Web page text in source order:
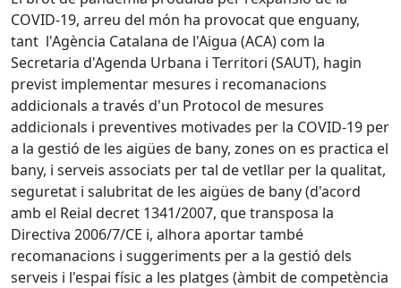
COVID-19, arreu del món ha provocat que enguany,
tant l'Agència Catalana de l'Aigua (ACA) com la
Secretaria d'Agenda Urbana i Territori (SAUT), hagin
previst implementar mesures i recomanacions
addicionals a través d'un Protocol de mesures
addicionals i preventives motivades per la COVID-19 per
a la gestió de les aigües de bany, zones on es practica el
bany, i serveis associats per tal de vetllar per la qualitat,
seguretat i salubritat de les aigües de bany (d'acord
amb el Reial decret 1341/2007, que transposa la
Directiva 2006/7/CE i, alhora aportar també
recomanacions i suggeriments per a la gestió dels
serveis i l'espai físic a les platges (àmbit de competència